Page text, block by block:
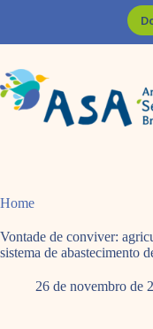
Home
Vontade de conviver:
sistema de abastecimento
26 de novembro de